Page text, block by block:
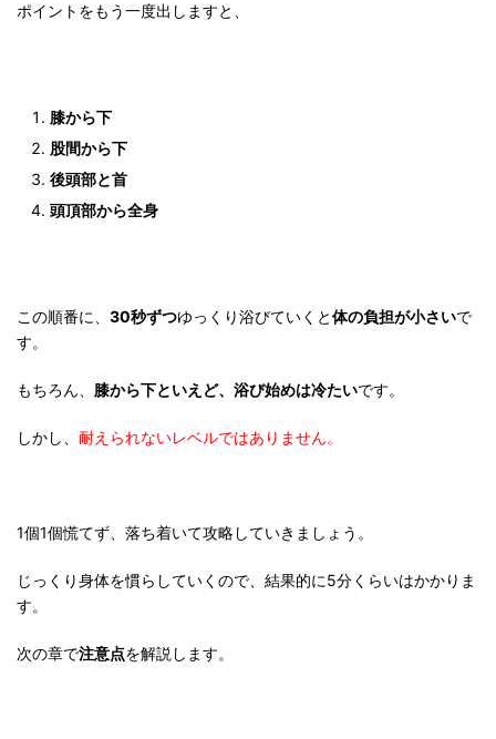
ポイントをもう一度出しますと、
膝から下
股間から下
後頭部と首
頭頂部から全身
この順番に、 30秒ずつゆっくり浴びていくと体の負担が小さいで
す。
もちろん、 膝から下といえど、浴び始めは冷たいです。
しかし、 耐えられないレベルではありません。
1個1個慌てず、落ち着いて攻略していきましょう。
じっくり身体を慣らしていくので、結果的に5分くらいはかかりま
す。
次の章で注意点を解説します。